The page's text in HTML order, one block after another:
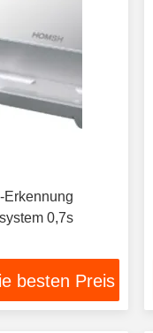
Erkennung
0,7s
besten Preis